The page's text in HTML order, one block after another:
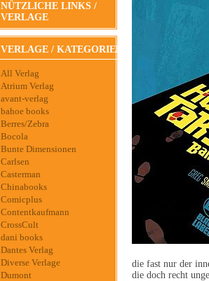
NÜTZLICHE LINKS /
VERLAGE
VERLAGE / KATEGORIEN
All Verlag
Atrium Verlag
avant-verlag
bahoe books
Berres/Zebra
Bocola
Bunte Dimensionen
Carlsen
Casterman
Chinabooks
Comicplus
Contentkaufmann
CrossCult
dani books
Dantes Verlag
Diverse Verlage
Dumont
die fast nur der
die doch recht